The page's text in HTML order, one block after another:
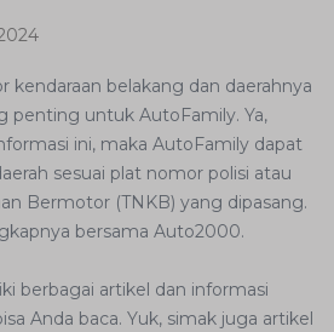
kendaraan belakang dan daerahnya
penting untuk AutoFamily. Ya,
ini, maka AutoFamily dapat
sesuai plat nomor polisi atau
Bermotor (TNKB) yang dipasang.
bersama Auto2000.
berbagai artikel dan informasi
Anda baca. Yuk, simak juga artikel